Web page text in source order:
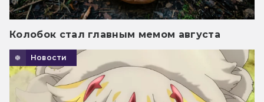
Колобок стал главным мемом августа
Новости